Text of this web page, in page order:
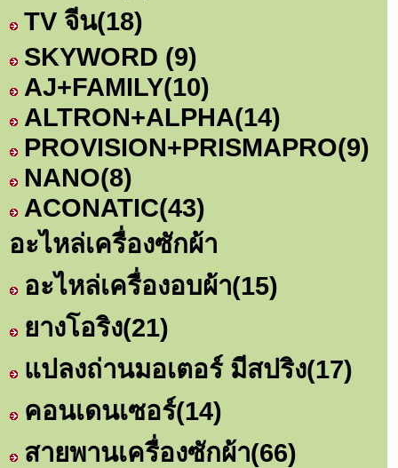
TV จีน(18)
SKYWORD (9)
AJ+FAMILY(10)
ALTRON+ALPHA(14)
PROVISION+PRISMAPRO(9)
NANO(8)
ACONATIC(43)
อะไหล่เครื่องซักผ้า
อะไหล่เครื่องอบผ้า(15)
ยางโอริง(21)
แปลงถ่านมอเตอร์ มีสปริง(17)
คอนเดนเซอร์(14)
สายพานเครื่องซักผ้า(66)